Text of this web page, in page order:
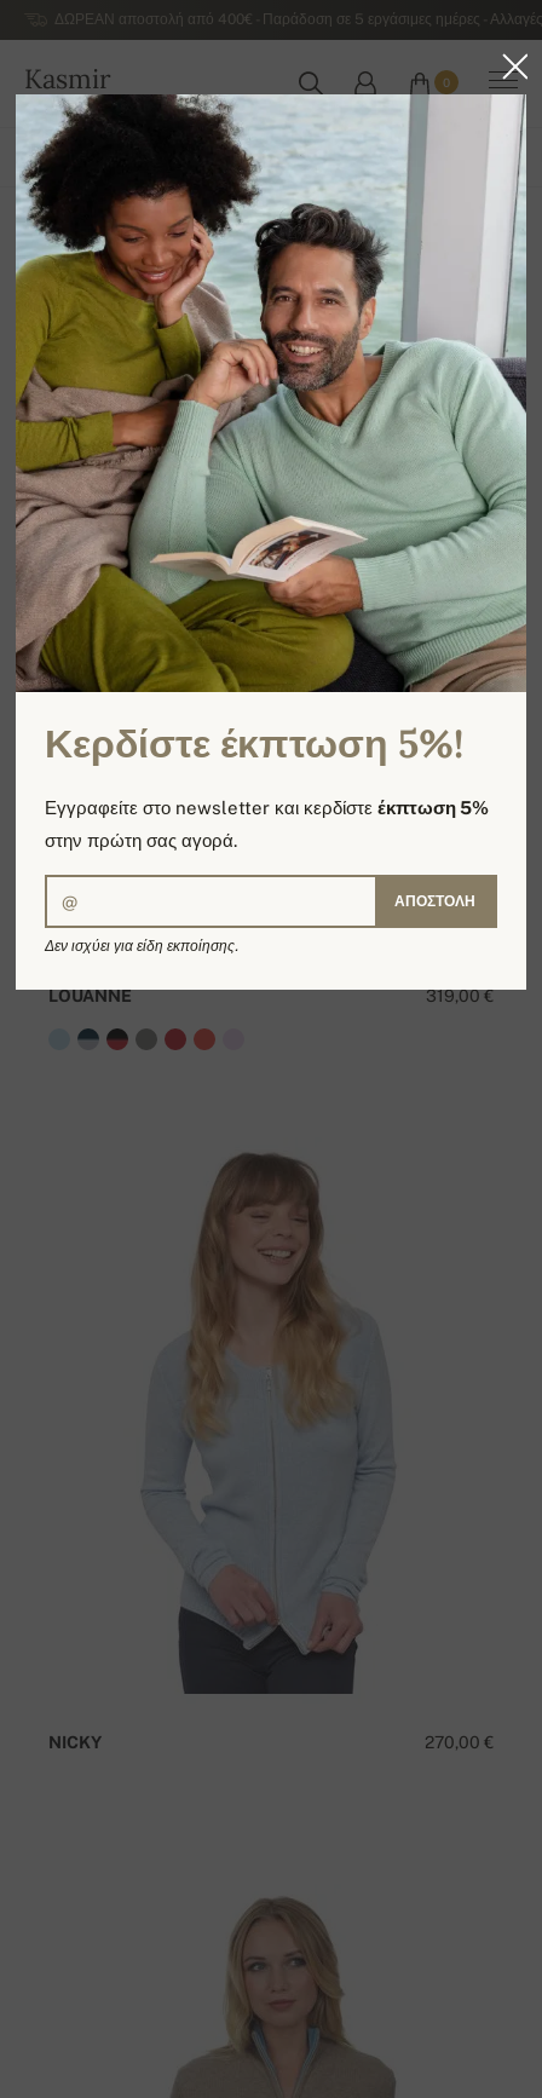
ΔΩΡΕΑΝ αποστολή από 400€ - Παράδοση σε 5 εργάσιμες ημέρες -
Kasmir
ΕΛΛΆΔΑ
0
Κούμπωμα με φερμουάρ
12 Ταξινόμηση κατά Φίλτρο
ΌΛΑ ΤΑ ΠΡΟΪΌΝΤΑ ΆΝΟΙΞΗ / ΚΑΛΟΚΑΊΡΙ ΑΠΟΚΛΕΙΣΤΙΚΉ 2026
319,00 €
LOUANNE
270,00 €
NICKY
Κερδίστε έκπτωση 5%!
Εγγραφείτε στο newsletter και κερδίστεέκπτωση 5%
στην πρώτη σας αγορά.
ΑΠΟΣΤΟΛΉ
Δεν ισχύει για είδη εκποίησης.